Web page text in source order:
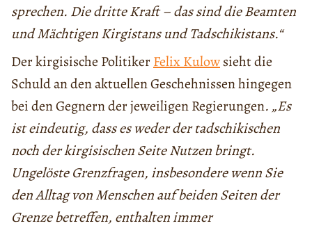
sprechen. Die dritte Kraft – das sind die Beamten
und Mächtigen Kirgistans und Tadschikistans.“
Der kirgisische PolitikerFelix Kulowsieht die
Schuld an den aktuellen Geschehnissen hingegen
bei den Gegnern der jeweiligen Regierungen. „Es
ist eindeutig, dass es weder der tadschikischen
noch der kirgisischen Seite Nutzen bringt.
Ungelöste Grenzfragen, insbesondere wenn Sie
den Alltag von Menschen auf beiden Seiten der
Grenze betreffen, enthalten immer